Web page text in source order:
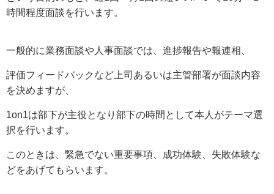
時間程度面談を行います。
一般的に業務面談や人事面談では、進捗報告や報連相、
評価フィードバックなど上司あるいは主管部署が面談内容
を決めますが、
1on1は部下が主役となり部下の時間として本人がテーマ選
択を行います。
このときは、緊急でない重要事項、成功体験、失敗体験な
どをあげてもらいます。